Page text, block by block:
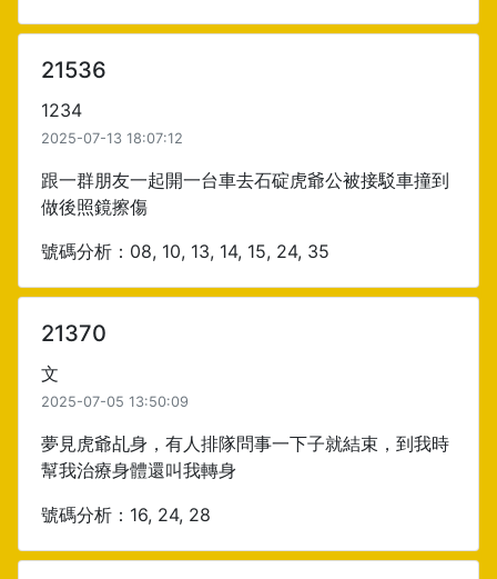
21536
1234
2025-07-13 18:07:12
跟一群朋友一起開一台車去石碇虎爺公被接駁車撞到
做後照鏡擦傷
號碼分析：08, 10, 13, 14, 15, 24, 35
21370
文
2025-07-05 13:50:09
夢見虎爺乩身，有人排隊問事一下子就結束，到我時
幫我治療身體還叫我轉身
號碼分析：16, 24, 28